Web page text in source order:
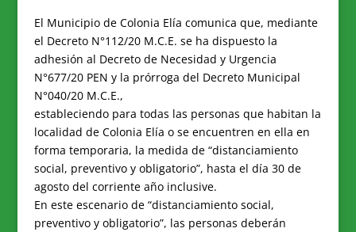
El Municipio de Colonia Elía comunica que, mediante
el Decreto N°112/20 M.C.E. se ha dispuesto la
adhesión al Decreto de Necesidad y Urgencia
N°677/20 PEN y la prórroga del Decreto Municipal
N°040/20 M.C.E.,
estableciendo para todas las personas que habitan la
localidad de Colonia Elía o se encuentren en ella en
forma temporaria, la medida de “distanciamiento
social, preventivo y obligatorio”, hasta el día 30 de
agosto del corriente año inclusive.
En este escenario de “distanciamiento social,
preventivo y obligatorio”, las personas deberán